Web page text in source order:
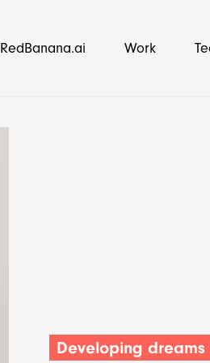
RedBanana.ai Work
Developing dreams